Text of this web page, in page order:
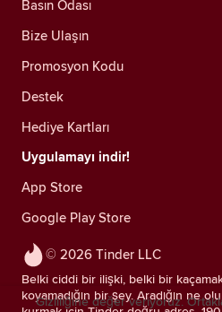
© 2026 Tinder LLC
Belki ciddi bir ilişki, belki bir
koyamadığın bir şey. Aradığın ne
Basın Odası
Bize Ulaşın
Promosyon Kodu
Destek
Hediye Kartları
Uygulamayı indir!
App Store
Google Play Store
Gizliliğine değer veriyoruz.